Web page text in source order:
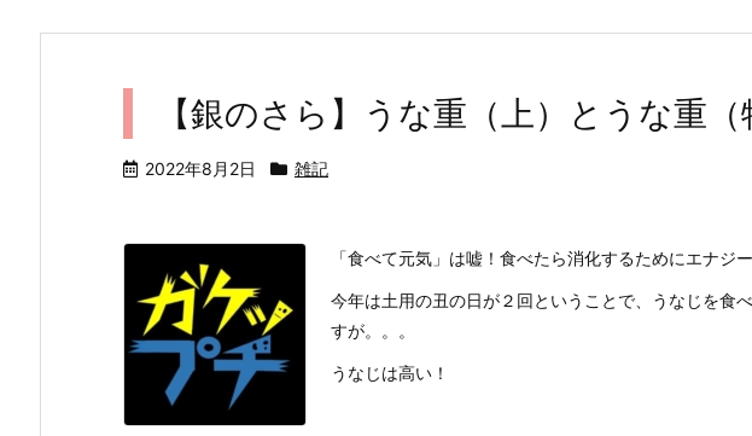
【銀のさら】うな重（上）とうな重
2022年8月2日 雑記
「食べて元気」は嘘！食べたら消化するためにエナジ
今年は土用の丑の日が２回ということで、うなじを食
すが。。。
うなじは高い！